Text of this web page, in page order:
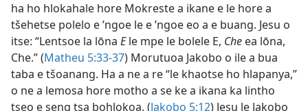
ha ho hlokahale hore Mokreste a ikane e le hore a
tšehetse polelo e ’ngoe le e ’ngoe eo a e buang. Jesu o
itse: “Lentsoe la lōna Ele mpe le bolele E, Che ea lōna,
Che.” (Matheu 5:33-37) Morutuoa Jakobo o ile a bua
taba e tšoanang. Ha a ne a re “le khaotse ho hlapanya,”
o ne a lemosa hore motho a se ke a ikana ka lintho
tseo e seng tsa bohlokoa. (Jakobo 5:12) Jesu le Jakobo